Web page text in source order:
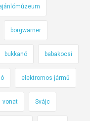
borgwarner
bukkanó babakocsi
elektromos jármű
vonat Svájc